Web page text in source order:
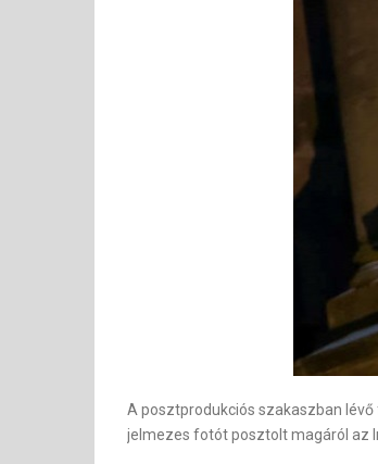
A posztprodukciós szakaszban
jelmezes fotót posztolt magáról az